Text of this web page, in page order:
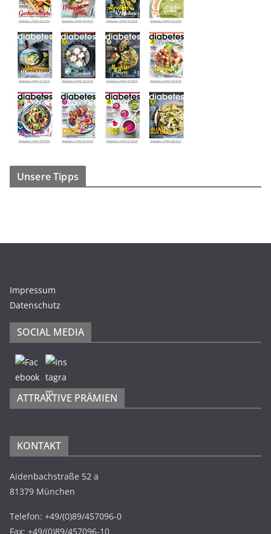
Unsere Tipps
Impressum
Datenschutz
SOCIAL MEDIA
ATTRAKTIVE PRÄMIEN
KONTAKT
Aidenbachstraße 52 a
81379 München
Telefon: +49/(0)89/457096-0
Fax: +49/(0)89/457096-10